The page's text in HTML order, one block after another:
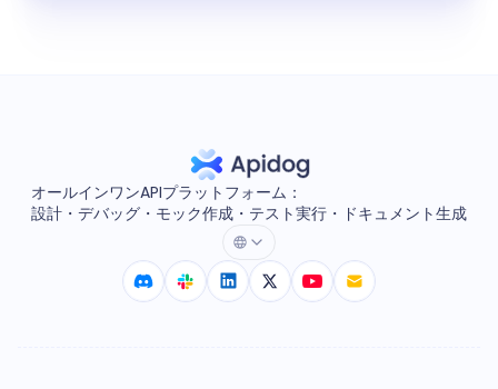
オールインワンAPIプラットフォーム：
設計・デバッグ・モック作成・テスト実行・ドキュメント生成